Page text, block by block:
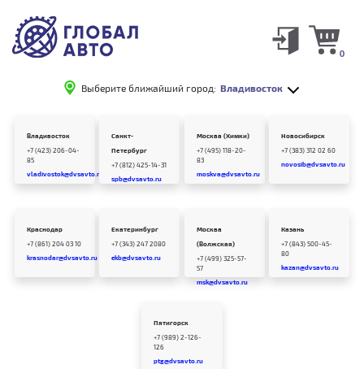
Выберите ближайший город: Владивосток
0
Владивосток
+7 (423) 206-04-
85
vladivostok@dvsavto.ru
Санкт-
Петербург
+7 (812) 425-14-31
spb@dvsavto.ru
Москва (Химки)
+7 (495) 118-20-
83
moskva@dvsavto.ru
Новосибирск
+7 (383) 312 02 60
novosib@dvsavto.ru
Краснодар
+7 (861) 204 03 10
krasnodar@dvsavto.ru
Екатеринбург
+7 (343) 247 2080
ekb@dvsavto.ru
Москва
(Волжская)
+7 (499) 325-57-
57
msk@dvsavto.ru
Казань
+7 (843) 500-45-
80
kazan@dvsavto.ru
Пятигорск
+7 (989) 2-126-
126
ptg@dvsavto.ru